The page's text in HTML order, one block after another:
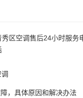
秀区空调售后24小时服务
，具体原因和解决办法